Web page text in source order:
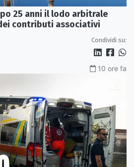
25 anni il lodo arbitrale
contributi associativi
Condividi su:
10 ore fa